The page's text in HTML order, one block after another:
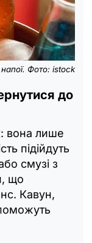
напої. Фото: istock
до
вона лише
підійдуть
смузі з
що
Кавун,